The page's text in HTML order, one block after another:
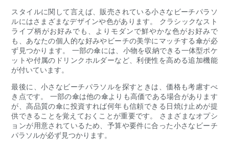
スタイルに関して言えば、販売されている小さなビーチパラソ
ルにはさまざまなデザインや色があります。 クラシックなスト
ライプ柄がお好みでも、よりモダンで鮮やかな色がお好みで
も、あなたの個人的な好みやビーチの美学にマッチする傘が必
ず見つかります。 一部の傘には、小物を収納できる一体型ポケ
ットや付属のドリンクホルダーなど、利便性を高める追加機能
が付いています。
最後に、小さなビーチパラソルを探すときは、価格も考慮すべ
き点です。 一部の傘は他の傘よりも高価である場合があります
が、高品質の傘に投資すれば何年も信頼できる日焼け止めが提
供できることを覚えておくことが重要です。 さまざまなオプシ
ョンが用意されているため、予算や要件に合った小さなビーチ
パラソルが必ず見つかります。